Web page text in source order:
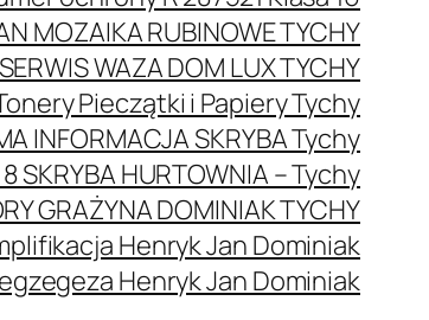
MOZAIKA RUBINOWE TYCHY
SERWIS WAZA DOM LUX TYCHY
Pieczątki i Papiery Tychy
INFORMACJA SKRYBA Tychy
SKRYBA HURTOWNIA – Tychy
GRAŻYNA DOMINIAK TYCHY
Henryk Jan Dominiak
Henryk Jan Dominiak